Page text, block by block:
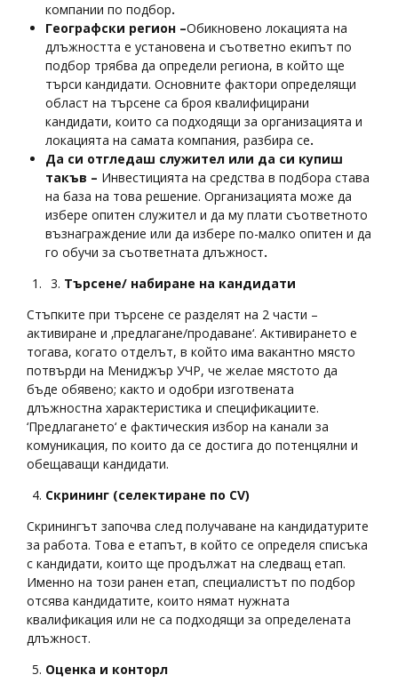
компании по подбор.
Географски регион –Обикновено локацията на
длъжността е установена и съответно екипът по
подбор трябва да определи региона, в който ще
търси кандидати. Основните фактори определящи
област на търсене са броя квалифицирани
кандидати, които са подходящи за организацията и
локацията на самата компания, разбира се.
Да си отгледаш служител или да си купиш
такъв – Инвестицията на средства в подбора става
на база на това решение. Организацията може да
избере опитен служител и да му плати съответното
възнаграждение или да избере по-малко опитен и да
го обучи за съответната длъжност.
Търсене/ набиране на кандидати
Стъпките при търсене се разделят на 2 части –
активиране и ‚предлагане/продаване‘. Активирането е
тогава, когато отделът, в който има вакантно място
потвърди на Мениджър УЧР, че желае мястото да
бъде обявено; както и одобри изготвената
длъжностна характеристика и спецификациите.
‘Предлагането‘ е фактическия избор на канали за
комуникация, по които да се достига до потенцялни и
обещаващи кандидати.
Скрининг (селектиране по CV)
Скринингът започва след получаване на кандидатурите
за работа. Това е етапът, в който се определя списъка
с кандидати, които ще продължат на следващ етап.
Именно на този ранен етап, специалистът по подбор
отсява кандидатите, които нямат нужната
квалификация или не са подходящи за определената
длъжност.
Оценка и конторл